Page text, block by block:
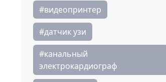
#видеопринтер
#датчик узи
#канальный
электрокардиограф